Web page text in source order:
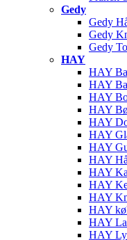
Gedy
Gedy
Gedy
Gedy
HAY
HAY
HAY
HAY
HAY
HAY
HAY
HAY
HAY
HAY
HAY
HAY
HAY
HAY
HAY